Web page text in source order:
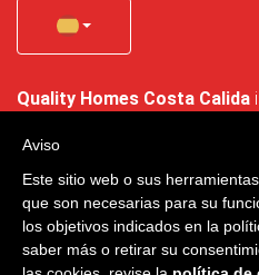
Quality Homes Costa Calida
no. B-30750053 and address:
Quality Homes Costa Cálida -
Aviso
Este sitio web o sus
que son necesarias para su
los objetivos indicados en la
saber más o retirar su